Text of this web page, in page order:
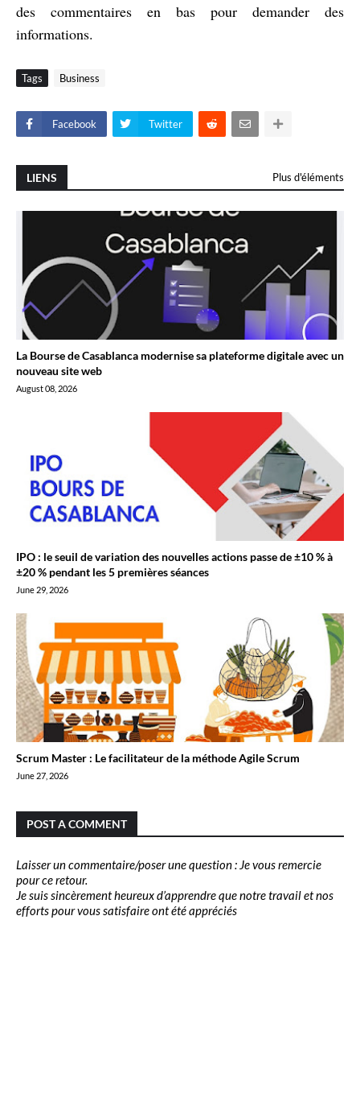
des commentaires en bas pour demander des
informations.
Tags Business
Facebook Twitter
LIENS Plus d'éléments
La Bourse de Casablanca modernise sa plateforme digitale avec un
nouveau site web
August 08, 2026
IPO : le seuil de variation des nouvelles actions passe de ±10 % à
±20 % pendant les 5 premières séances
June 29, 2026
Scrum Master : Le facilitateur de la méthode Agile Scrum
June 27, 2026
POST A COMMENT
Laisser un commentaire/poser une question : Je vous remercie
pour ce retour.
Je suis sincèrement heureux d’apprendre que notre travail et nos
efforts pour vous satisfaire ont été appréciés